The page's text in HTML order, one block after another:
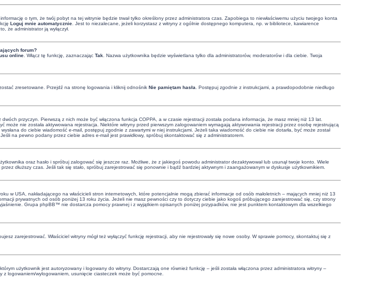
o tym, że twój pobyt na tej witrynie będzie trwał tylko określony przez administratora czas. Zapobiega to niewłaściwemu użyciu twojego konta
Loguj mnie automatycznie. Jest to niezalecane, jeżeli korzystasz z witryny z ogólnie dostępnego komputera, np. w bibliotece, kawiarence
że administrator ją wyłączył.
forum?
online. Włącz tę funkcję, zaznaczając Tak . Nazwa użytkownika będzie wyświetlana tylko dla administratorów, moderatorów i dla ciebie. Twoja
zresetowane. Przejdź na stronę logowania i kliknij odnośnik Nie pamiętam hasła . Postępuj zgodnie z instrukcjami, a prawdopodobnie niedługo
przyczyn. Pierwszą z nich może być włączona funkcja COPPA, a w czasie rejestracji została podana informacja, że masz mniej niż 13 lat.
może nie została aktywowana rejestracja. Niektóre witryny przed pierwszym zalogowaniem wymagają aktywowania rejestracji przez osobę rejestrującą
do ciebie wiadomość e-mail, postępuj zgodnie z zawartymi w niej instrukcjami. Jeżeli taka wiadomość do ciebie nie dotarła, być może został
na pewno podany przez ciebie adres e-mail jest prawidłowy, spróbuj skontaktować się z administratorem.
oraz hasło i spróbuj zalogować się jeszcze raz. Możliwe, że z jakiegoś powodu administrator dezaktywował lub usunął twoje konto. Wiele
dłuższy czas. Jeśli tak się stało, spróbuj zarejestrować się ponownie i bądź bardziej aktywnym i zaangażowanym w dyskusje użytkownikiem.
w USA, nakładającego na właścicieli stron internetowych, które potencjalnie mogą zbierać informacje od osób małoletnich – mających mniej niż 13
prywatnych od osób poniżej 13 roku życia. Jeżeli nie masz pewności czy to dotyczy ciebie jako kogoś próbującego zarejestrować się, czy strony
Grupa phpBB™ nie dostarcza pomocy prawnej i z wyjątkiem opisanych poniżej przypadków, nie jest punktem kontaktowym dla wszelkiego
zarejestrować. Właściciel witryny mógł też wyłączyć funkcję rejestracji, aby nie rejestrowały się nowe osoby. W sprawie pomocy, skontaktuj się z
użytkownik jest autoryzowany i logowany do witryny. Dostarczają one również funkcję – jeśli została włączona przez administratora witryny –
logowaniem/wylogowaniem, usunięcie ciasteczek może być pomocne.